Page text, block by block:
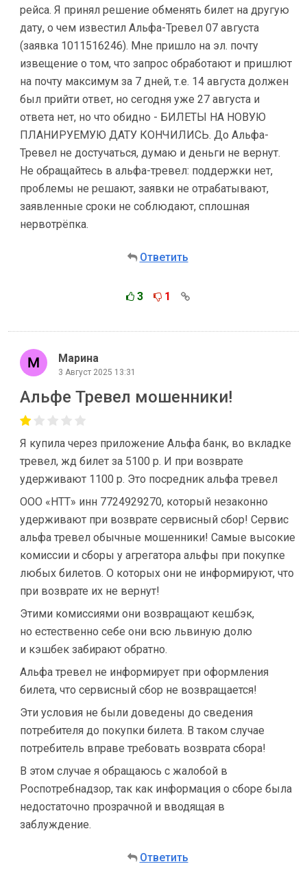
рейса. Я принял решение обменять билет на другую
дату, о чем известил Альфа-Тревел 07 августа
(заявка 1011516246). Мне пришло на эл. почту
извещение о том, что запрос обработают и пришлют
на почту максимум за 7 дней, т.е. 14 августа должен
был прийти ответ, но сегодня уже 27 августа и
ответа нет, но что обидно - БИЛЕТЫ НА НОВУЮ
ПЛАНИРУЕМУЮ ДАТУ КОНЧИЛИСЬ. До Альфа-
Тревел не достучаться, думаю и деньги не вернут.
Не обращайтесь в альфа-тревел: поддержки нет,
проблемы не решают, заявки не отрабатывают,
заявленные сроки не соблюдают, сплошная
нервотрёпка.
Ответить
3 1
Марина
3 Август 2025 13:31
Альфе Тревел мошенники!
Я купила через приложение Альфа банк, во вкладке
тревел, жд билет за 5100 р. И при возврате
удерживают 1100 р. Это посредник альфа тревел
ООО «НТТ» инн 7724929270, который незаконно
удерживают при возврате сервисный сбор! Сервис
альфа тревел обычные мошенники! Самые высокие
комиссии и сборы у агрегатора альфы при покупке
любых билетов. О которых они не информируют, что
при возврате их не вернут!
Этими комиссиями они возвращают кешбэк,
но естественно себе они всю львиную долю
и кэшбек забирают обратно.
Альфа тревел не информирует при оформления
билета, что сервисный сбор не возвращается!
Эти условия не были доведены до сведения
потребителя до покупки билета. В таком случае
потребитель вправе требовать возврата сбора!
В этом случае я обращаюсь с жалобой в
Роспотребнадзор, так как информация о сборе была
недостаточно прозрачной и вводящая в
заблуждение.
Ответить